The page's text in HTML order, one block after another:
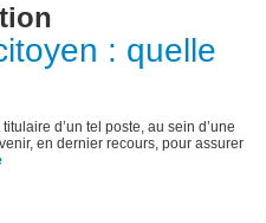
: quelle
d’un tel poste, au sein d’une
en dernier recours, pour assurer